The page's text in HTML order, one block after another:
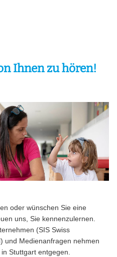
Ihnen zu hören!
oder wünschen Sie eine
uns, Sie kennenzulernen.
(SIS Swiss
und Medienanfragen nehmen
Stuttgart entgegen.